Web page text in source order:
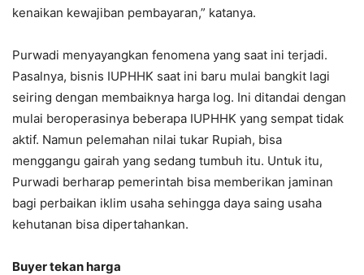
kenaikan kewajiban pembayaran,” katanya.
Purwadi menyayangkan fenomena yang saat ini terjadi.
Pasalnya, bisnis IUPHHK saat ini baru mulai bangkit lagi
seiring dengan membaiknya harga log. Ini ditandai dengan
mulai beroperasinya beberapa IUPHHK yang sempat tidak
aktif. Namun pelemahan nilai tukar Rupiah, bisa
menggangu gairah yang sedang tumbuh itu. Untuk itu,
Purwadi berharap pemerintah bisa memberikan jaminan
bagi perbaikan iklim usaha sehingga daya saing usaha
kehutanan bisa dipertahankan.
Buyer tekan harga